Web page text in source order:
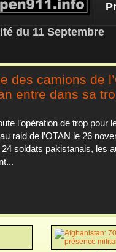
du 11 Septembre
des camions de
entre dans sa
l’opération de trop pour
raid de l’OTAN le 26
soldats pakistanais, les